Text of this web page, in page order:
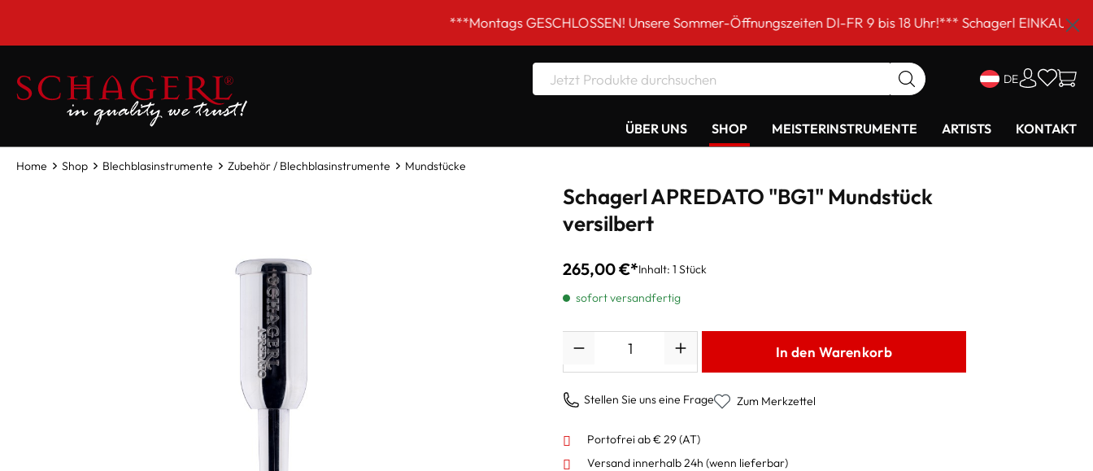
***Montags GESCHLOSSEN! Unsere Sommer-Öffnungszeiten DI-FR 9 bis 18 Uhr!*** Schagerl EINKAUFSSAMSTAG
DE
ÜBER UNS SHOP MEISTERINSTRUMENTE ARTISTS KONTAKT
Home Shop Blechblasinstrumente Zubehör / Blechblasinstrumente Mundstücke
Schagerl APREDATO "BG1" Mundstück
versilbert
265,00 €*Inhalt: 1 Stück
sofort versandfertig
In den Warenkorb
Stellen Sie uns eine Frage Zum Merkzettel
Portofrei ab € 29 (AT)
Versand innerhalb 24h (wenn lieferbar)